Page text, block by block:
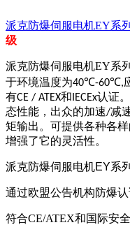
派克防爆伺服电机EY系
级
派克防爆伺服电机EY系
于环境温度为40℃-60℃,
有CE / ATEX和 IECEx认证
态性能，出众的加速/减
矩输出。可提供各种各
增强了它的灵活性。
派克防爆伺服电机EY系列
通过欧盟公告机构防爆
符合CE/ATEX和国际安